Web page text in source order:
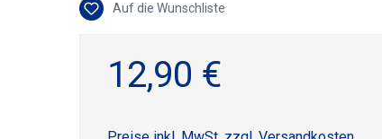
Auf die Wunschliste
12,90 €